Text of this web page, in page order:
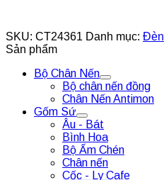
SKU: CT24361 Danh mục: Đèn
Sản phẩm
Bộ Chân Nến
Bộ chân nến đồng
Chân Nến Antimon
Gốm Sứ
Âu - Bát
Bình Hoa
Bộ Ấm Chén
Chân nến
Cốc - Ly Cafe